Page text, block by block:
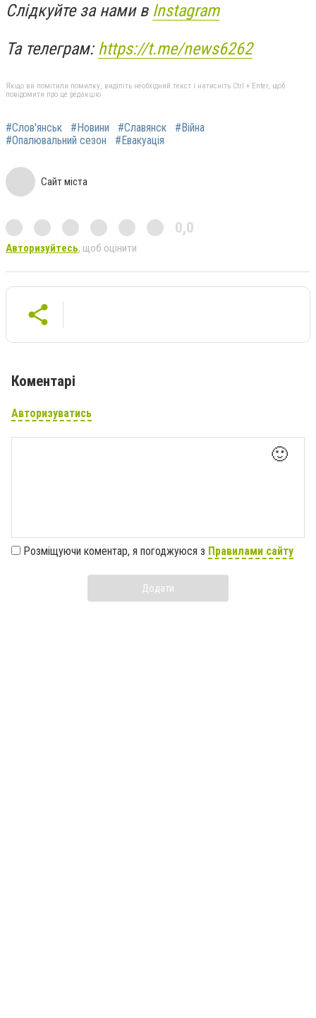
Слідкуйте за нами в Instagram
Та телеграм:https://t.me/news6262
Якщо ви помітили помилку, виділіть необхідний текст і натисніть Ctrl + Enter, щоб
повідомити про це редакцію
#Слов'янськ #Новини #Славянск
#Війна
#Опалювальний сезон
#Евакуація
Сайт міста
0,0
Авторизуйтесь, щоб оцінити
Коментарі
Авторизуватись
🙂
Розміщуючи коментар, я погоджуюся з Правилами сайту
Додати